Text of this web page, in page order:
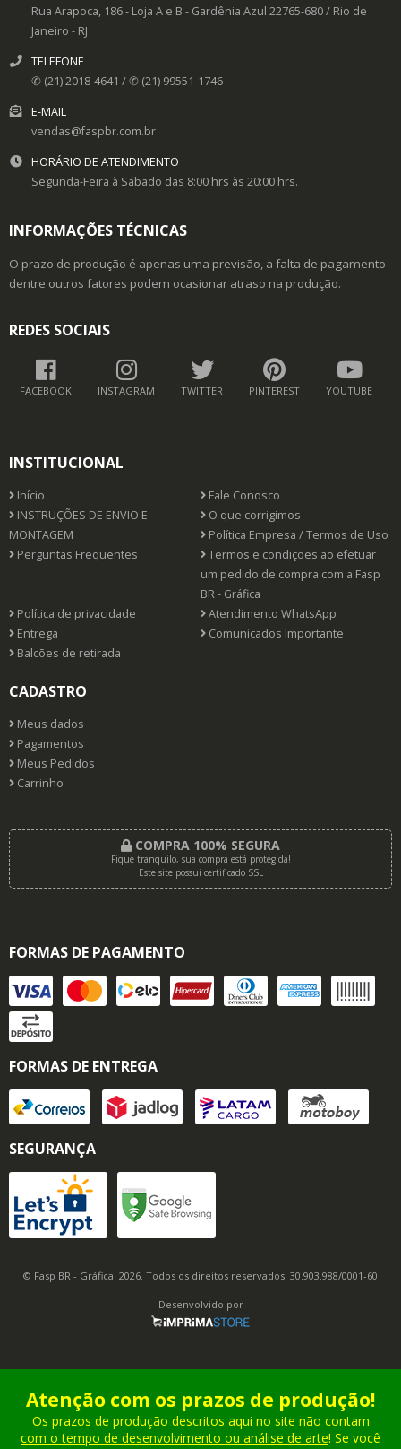
Rua Arapoca, 186 - Loja A e B - Gardênia Azul 22765-680/ Rio de
Janeiro - RJ
TELEFONE
✆ (21) 2018-4641 / ✆ (21) 99551-1746
E-MAIL
vendas@faspbr.com.br
HORÁRIO DE ATENDIMENTO
Segunda-Feira à Sábado das 8:00 hrs às 20:00 hrs.
INFORMAÇÕES TÉCNICAS
O prazo de produção é apenas uma previsão, a falta de pagamento
dentre outros fatores podem ocasionar atraso na produção.
REDES SOCIAIS
FACEBOOK INSTAGRAM TWITTER PINTEREST YOUTUBE
INSTITUCIONAL
Início
Fale Conosco
INSTRUÇÕES DE ENVIO E
MONTAGEM
O que corrigimos
Política Empresa / Termos de Uso
Perguntas Frequentes
Termos e condições ao efetuar
um pedido de compra com a Fasp
BR - Gráfica
Política de privacidade
Atendimento WhatsApp
Entrega
Comunicados Importante
Balcões de retirada
CADASTRO
Meus dados
Pagamentos
Meus Pedidos
Carrinho
COMPRA 100% SEGURA
Fique tranquilo, sua compra está protegida!
Este site possui certificado SSL
FORMAS DE PAGAMENTO
FORMAS DE ENTREGA
SEGURANÇA
© Fasp BR - Gráfica. 2026. Todos os direitos reservados. 30.903.988/0001-60
Desenvolvido por
Atenção com os prazos de produção!
Os prazos de produção descritos aqui no site não contam
com o tempo de desenvolvimento ou análise de arte! Se você